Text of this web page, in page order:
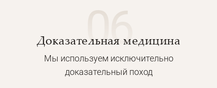
Доказательная медицина
Мы используем исключительно
доказательный поход
06